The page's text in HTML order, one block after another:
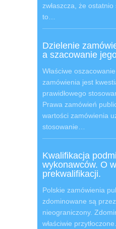
zwłaszcza, że ostatnio
to…
Dzielenie
a szacowanie
Właściwe
zamówienia jest
prawidłowego
Prawa zamówień
wartości zamówienia
stosowanie…
Kwalifikacja
wykonawców. O
prekwalifikacji.
Polskie zamówienia
zdominowane są
nieograniczony.
właściwie